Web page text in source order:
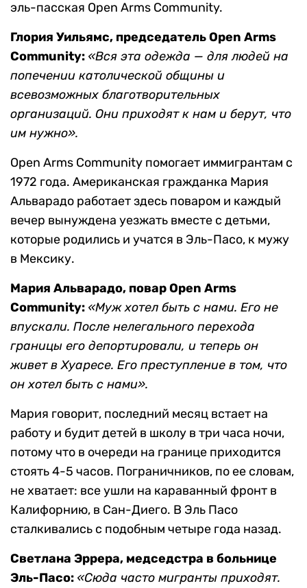
эль-пасская Open Arms Community.
Глория Уильямс, председатель Open Arms
Community: «Вся эта одежда — для людей на
попечении католической общины и
всевозможных благотворительных
организаций. Они приходят к нам и берут, что
им нужно».
Open Arms Community помогает иммигрантам с
1972 года. Американская гражданка Мария
Альварадо работает здесь поваром и каждый
вечер вынуждена уезжать вместе с детьми,
которые родились и учатся в Эль-Пасо, к мужу
в Мексику.
Мария Альварадо, повар Open Arms
Community: «Муж хотел быть с нами. Его не
впускали. После нелегального перехода
границы его депортировали, и теперь он
живет в Хуаресе. Его преступление в том, что
он хотел быть с нами».
Мария говорит, последний месяц встает на
работу и будит детей в школу в три часа ночи,
потому что в очереди на границе приходится
стоять 4-5 часов. Пограничников, по ее словам,
не хватает: все ушли на караванный фронт в
Калифорнию, в Сан-Диего. В Эль Пасо
сталкивались с подобным четыре года назад.
Светлана Эррера, медседстра в больнице
Эль-Пасо: «Сюда часто мигранты приходят.